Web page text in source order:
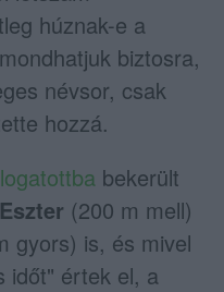
húznak-e a
biztosra,
névsor, csak
hozzá.
bekerült
(200 m mell)
gyors) is, és mivel
időt" értek el, a